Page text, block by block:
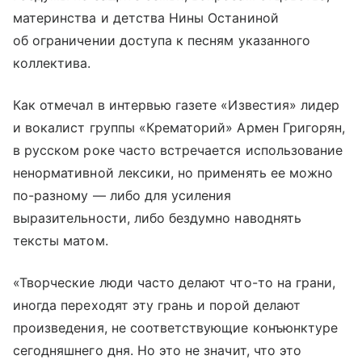
материнства и детства Нины Останиной
об ограничении доступа к песням указанного
коллектива.
Как отмечал в интервью газете «Известия» лидер
и вокалист группы «Крематорий» Армен Григорян,
в русском роке часто встречается использование
ненормативной лексики, но применять ее можно
по-разному — либо для усиления
выразительности, либо бездумно наводнять
тексты матом.
«Творческие люди часто делают что-то на грани,
иногда переходят эту грань и порой делают
произведения, не соответствующие конъюнктуре
сегодняшнего дня. Но это не значит, что это